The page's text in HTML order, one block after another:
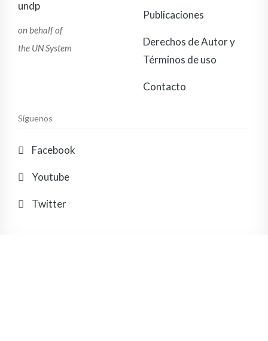
on behalf of
the UN System
Publicaciones
Derechos de Autor y
Términos de uso
Contacto
Síguenos
Facebook
Youtube
Twitter